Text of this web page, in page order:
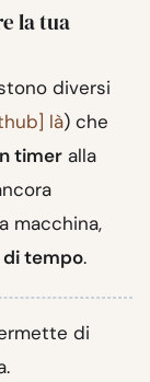
la tua
diversi
là) che
timer alla
macchina,
tempo.
di